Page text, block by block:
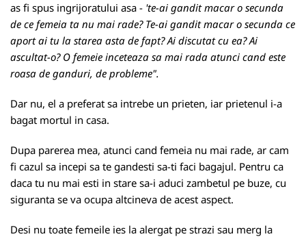
as fi spus ingrijoratului asa - 'te-ai gandit macar o secunda
de ce femeia ta nu mai rade? Te-ai gandit macar o secunda ce
aport ai tu la starea asta de fapt? Ai discutat cu ea? Ai
ascultat-o? O femeie inceteaza sa mai rada atunci cand este
roasa de ganduri, de probleme".
Dar nu, el a preferat sa intrebe un prieten, iar prietenul i-a
bagat mortul in casa.
Dupa parerea mea, atunci cand femeia nu mai rade, ar cam
fi cazul sa incepi sa te gandesti sa-ti faci bagajul. Pentru ca
daca tu nu mai esti in stare sa-i aduci zambetul pe buze, cu
siguranta se va ocupa altcineva de acest aspect.
Desi nu toate femeile ies la alergat pe strazi sau merg la